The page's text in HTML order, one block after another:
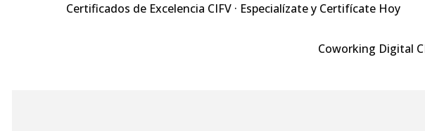
Certificados de Excelencia CIFV · Especialízate y Certifícate Hoy
Coworking Digital